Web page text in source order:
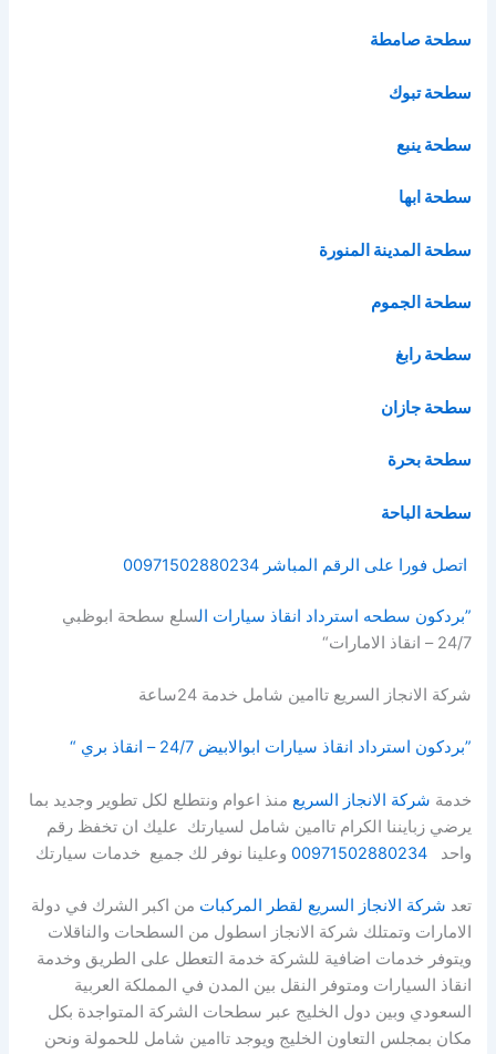
سطحة صامطة
سطحة تبوك
سطحة ينبع
سطحة ابها
سطحة المدينة المنورة
سطحة الجموم
سطحة رابغ
سطحة جازان
سطحة بحرة
سطحة الباحة
اتصل فورا على الرقم المباشر 00971502880234
”بردكون سطحه استرداد انقاذ سيارات السلع سطحة ابوظبي
24/7 – انقاذ الامارات“
شركة الانجاز السريع تاامين شامل خدمة 24ساعة
”بردكون استرداد انقاذ سيارات ابوالابيض 24/7 – انقاذ بري “
خدمة شركة الانجاز السريع منذ اعوام ونتطلع لكل تطوير وجديد بما
يرضي زبايننا الكرام تاامين شامل لسيارتك عليك ان تخفظ رقم
واحد00971502880234 وعلينا نوفر لك جميع خدمات سيارتك
تعد شركة الانجاز السريع لقطر المركبات من اكبر الشرك في دولة
الامارات وتمتلك شركة الانجاز اسطول من السطحات والناقلات
ويتوفر خدمات اضافية للشركة خدمة التعطل على الطريق وخدمة
انقاذ السيارات ومتوفر النقل بين المدن في المملكة العربية
السعودي وبين دول الخليج عبر سطحات الشركة المتواجدة بكل
مكان بمجلس التعاون الخليج ويوجد تاامين شامل للحمولة ونحن